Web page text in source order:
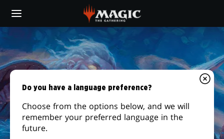
main
LORWYN
ÉCLIPSÉ
|
SOIRÉE
DE
DRAFT
Do you have a language preference?
Choose from the options below, and we will
remember your preferred language in the
future.